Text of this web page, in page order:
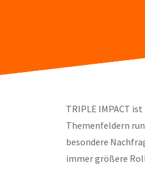
TRIPLE IMPACT
Themenfeldern
besondere
immer größere